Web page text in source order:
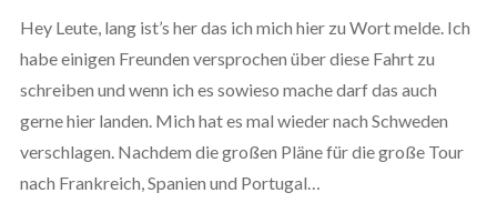
Hey Leute, lang ist’s her das ich mich hier zu Wort melde. Ich
habe einigen Freunden versprochen über diese Fahrt zu
schreiben und wenn ich es sowieso mache darf das auch
gerne hier landen. Mich hat es mal wieder nach Schweden
verschlagen. Nachdem die großen Pläne für die große Tour
nach Frankreich, Spanien und Portugal…